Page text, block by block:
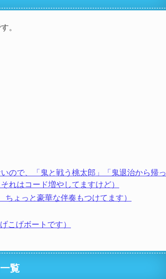
。
ので、「鬼と戦う桃太郎」「鬼退治から帰っ
れはコード増やしてますけど）
ょっと豪華な伴奏もつけてます）
こげボートです）
覧